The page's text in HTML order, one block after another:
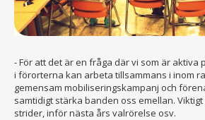
- För att det är en fråga där vi som är aktiva
i förorterna kan arbeta tillsammans i inom
gemensam mobiliseringskampanj och
samtidigt stärka banden oss emellan.
strider, inför nästa års valrörelse osv.